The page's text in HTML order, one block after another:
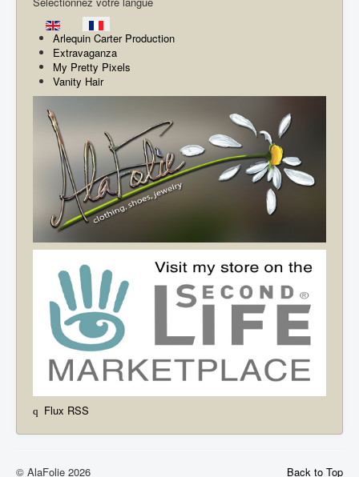
Arlequin Carter Production
Extravaganza
My Pretty Pixels
Vanity Hair
Flux RSS
Back to Top
© AlaFolie 2026